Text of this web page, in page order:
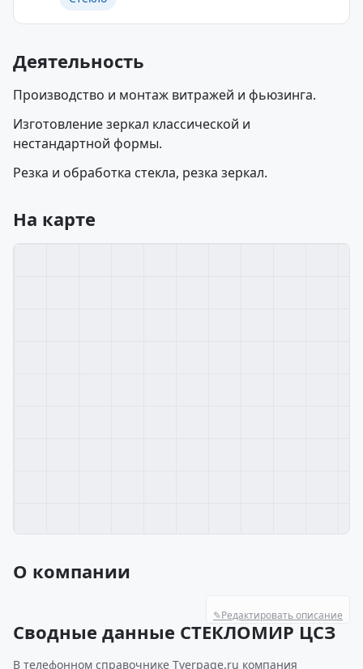
Деятельность
Производство и монтаж витражей и фьюзинга.
Изготовление зеркал классической и
нестандартной формы.
Резка и обработка стекла, резка зеркал.
На карте
О компании
✎Редактировать описание
Сводные данные СТЕКЛОМИР ЦСЗ
В телефонном справочнике Tverpage.ru компания